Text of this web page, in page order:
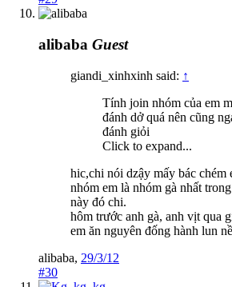
alibaba Guest
giandi_xinhxinh said: ↑
Tính join nhóm của em
đánh dở quá nên cũng
đánh giỏi
Click to expand...
hic,chi nói dzậy mấy bác chém
nhóm em là nhóm gà nhất
này đó chi.
hôm trước anh gà, anh vịt qua
em ăn nguyên đống hành lun
alibaba, 29/3/12
#30